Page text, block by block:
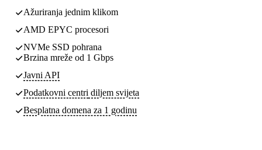
Ažuriranja jednim klikom
AMD EPYC procesori
NVMe SSD pohrana
Brzina mreže od 1 Gbps
Javni API
Podatkovni centri diljem svijeta
Besplatna domena za 1 godinu